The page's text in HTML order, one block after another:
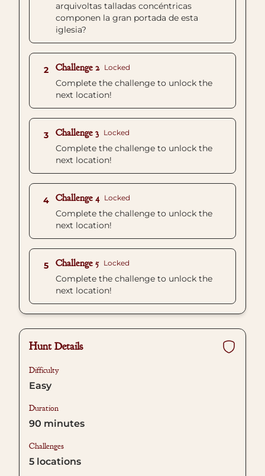
arquivoltas talladas concéntricas
componen la gran portada de esta
iglesia?
2 Challenge 2 Locked
Complete the challenge to unlock the
next location!
3 Challenge 3 Locked
Complete the challenge to unlock the
next location!
4 Challenge 4 Locked
Complete the challenge to unlock the
next location!
5 Challenge 5 Locked
Complete the challenge to unlock the
next location!
Hunt Details
Difficulty
Easy
Duration
90 minutes
Challenges
5 locations